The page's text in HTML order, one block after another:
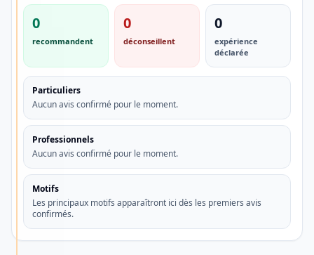
0
recommandent
0
déconseillent
0
expérience
déclarée
Particuliers
Aucun avis confirmé pour le moment.
Professionnels
Aucun avis confirmé pour le moment.
Motifs
Les principaux motifs apparaîtront ici dès les premiers avis
confirmés.
SÉLECTION
AVIS
DES
PROS
💳
Découvrez
une
alternative
aux
banques
traditionnelles
recherchez